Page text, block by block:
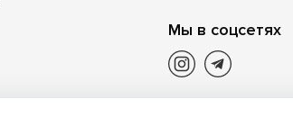
Мы в соцсетях